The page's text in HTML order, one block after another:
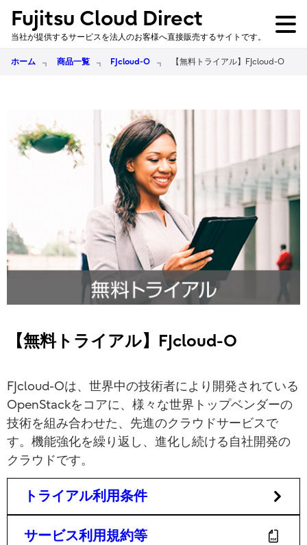
Fujitsu Cloud Direct
当社が提供するサービスを法人のお客様へ直接販売するサイトです。
ホーム 商品一覧 FJcloud-O 【無料トライアル】FJcloud-O
【無料トライアル】FJcloud-O
FJcloud-Oは、世界中の技術者により開発されている
OpenStackをコアに、様々な世界トップベンダーの
技術を組み合わせた、先進のクラウドサービスで
す。機能強化を繰り返し、進化し続ける自社開発の
クラウドです。
トライアル利用条件
サービス利用規約等